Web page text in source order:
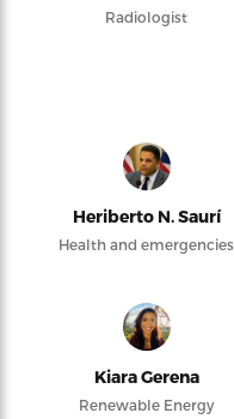
Radiologist
Heriberto N. Saurí
Health and emergencies
Kiara Gerena
Renewable Energy